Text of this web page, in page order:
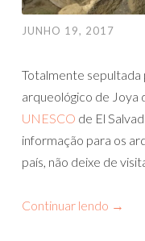
JUNHO 19, 2017
Totalmente sepultada
arqueológico de Joya
UNESCO de El
informação para os
país, não deixe de
Continuar lendo →